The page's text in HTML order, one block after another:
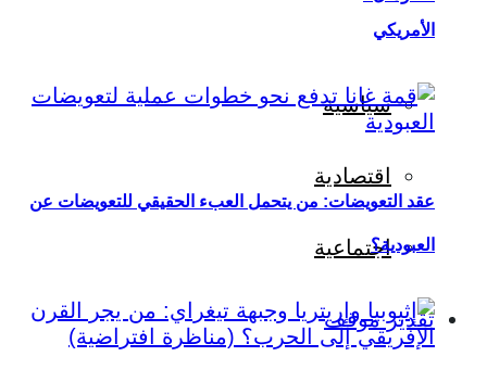
سياسية
اقتصادية
اجتماعية
تقدير موقف
الأمريكي
عقد التعويضات: من يتحمل العبء الحقيقي للتعويضات عن
العبودية؟